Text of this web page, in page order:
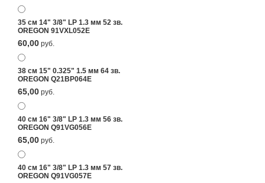
35 см 14" 3/8" LP 1.3 мм 52 зв.
OREGON 91VXL052E
60,00 руб.
38 см 15" 0.325" 1.5 мм 64 зв.
OREGON Q21BP064E
65,00 руб.
40 см 16" 3/8" LP 1.3 мм 56 зв.
OREGON Q91VG056E
65,00 руб.
40 см 16" 3/8" LP 1.3 мм 57 зв.
OREGON Q91VG057E